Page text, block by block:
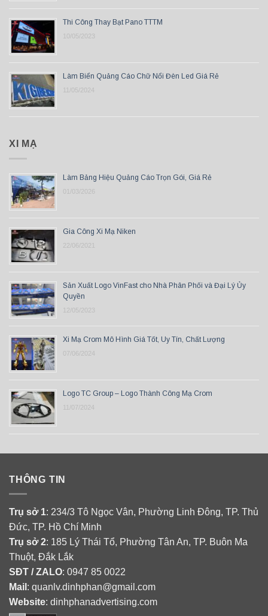
Thi Công Thay Bạt Pano TTTM
10/05/2023
Làm Biển Quảng Cáo Chữ Nổi Đèn Led Giá Rẻ
11/05/2024
XI MẠ
Làm Bảng Hiệu Quảng Cáo Trọn Gói, Giá Rẻ
01/03/2026
Gia Công Xi Mạ Niken
22/06/2021
Sản Xuất Logo VinFast cho Nhà Phân Phối và Đại Lý Ủy
Quyền
12/05/2023
Xi Mạ Crom Mô Hình Giá Tốt, Uy Tín, Chất Lượng
07/06/2024
Logo TC Group – Logo Thành Công Mạ Crom
11/07/2024
THÔNG TIN
Trụ sở 1: 234/3 Tô Ngọc Vân, Phường Linh Đông, TP. Thủ
Đức, TP. Hồ Chí Minh
Trụ sở 2: 185 Lý Thái Tổ, Phường Tân An, TP. Buôn Ma
Thuột, Đắk Lắk
SĐT / ZALO: 0947 85 0022
Mail : quanlv.dinhphan@gmail.com
Website: dinhphanadvertising.com